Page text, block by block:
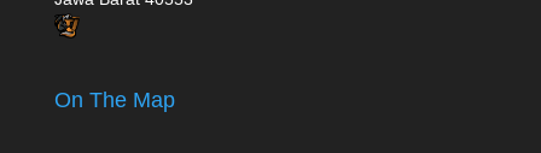
On The Map